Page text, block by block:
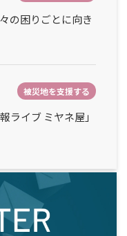
の困りごとに向き
被災地を支援する
ライブ ミヤネ屋」